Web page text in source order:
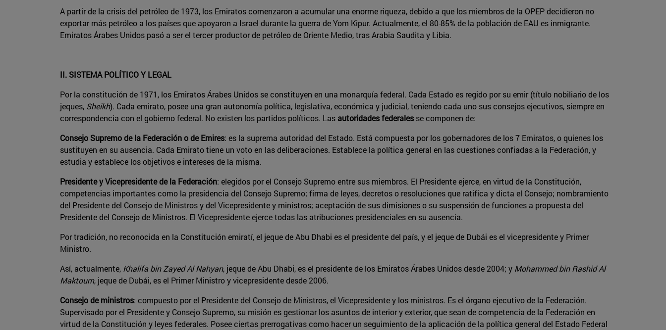
A partir de la crisis del petróleo de 1973, los Emiratos comenzaron a acumular una enorme riqueza, debido a que los miembros de la OPEP decidieron no
exportar más petróleo a los países que apoyaron a Israel durante la guerra de Yom Kipur. Actualmente, el 80-85% de la población de EAU es inmigrante.
Emiratos Árabes Unidos pasó a ser el tercer productor de petróleo de Oriente Medio, tras Arabia Saudita y Libia.
II. SISTEMA POLÍTICO Y LEGAL
Por la constitución de 1971, los Emiratos Árabes Unidos se constituyen en una monarquía federal. Cada Estado es regido por su emir (título nobiliario de los
jeques, Sheikh). Cada emirato, posee una gran autonomía política, legislativa, económica y judicial, teniendo cada uno sus consejos ejecutivos, siempre en
correspondencia con el gobierno federal. No existen los partidos políticos. Las autoridades federales se componen de:
Consejo Supremo de la Federación o de Emires: es la suprema autoridad del Estado. Está compuesta por los gobernadores de los 7 Emiratos, o quienes los
sustituyen en su ausencia. Cada Emirato tiene un voto en las deliberaciones. Establece la política general en las cuestiones confiadas a la Federación, y
estudia y establece los objetivos e intereses de la misma.
Presidente y Vicepresidente de la Federación: elegidos por el Consejo Supremo entre sus miembros. El Presidente ejerce, en virtud de la Constitución,
competencias importantes como la presidencia del Consejo Supremo; firma de leyes, decretos o resoluciones que ratifica y dicta el Consejo; nombramiento
del Presidente del Consejo de Ministros y del Vicepresidente y ministros; aceptación de sus dimisiones o su suspensión de funciones a propuesta del
Presidente del Consejo de Ministros. El Vicepresidente ejerce todas las atribuciones presidenciales en su ausencia.
Por tradición, no reconocida en la Constitución emiratí, el jeque de Abu Dhabi es el presidente del país, y el jeque de Dubái es el vicepresidente y Primer
Ministro.
Así, actualmente, Khalifa bin Zayed Al Nahyan, jeque de Abu Dhabi, es el presidente de los Emiratos Árabes Unidos desde 2004; y Mohammed bin Rashid Al
Maktoum, jeque de Dubái, es el Primer Ministro y vicepresidente desde 2006.
Consejo de ministros: compuesto por el Presidente del Consejo de Ministros, el Vicepresidente y los ministros. Es el órgano ejecutivo de la Federación.
Supervisado por el Presidente y Consejo Supremo, su misión es gestionar los asuntos de interior y exterior, que sean de competencia de la Federación en
virtud de la Constitución y leyes federales. Posee ciertas prerrogativas como hacer un seguimiento de la aplicación de la política general del Estado Federal